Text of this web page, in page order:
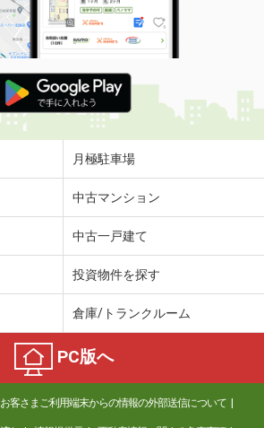
月極駐車場
中古マンション
中古一戸建て
投資物件を探す
倉庫/トランクルーム
PC版へ
お客さまご利用端末からの情報の外部送信について